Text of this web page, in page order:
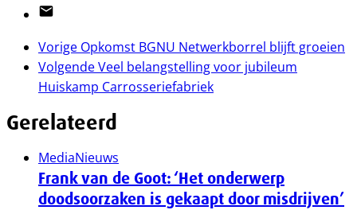
Email
Vorige Opkomst BGNU Netwerkborrel blijft groeien
VolgendeVeel belangstelling voor jubileum
Huiskamp Carrosseriefabriek
Gerelateerd
MediaNieuws
Frank van de Goot: ‘Het onderwerp
doodsoorzaken is gekaapt door misdrijven’